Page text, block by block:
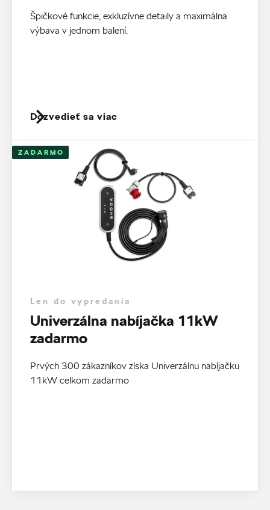
Špičkové funkcie, exkluzívne detaily a maximálna
výbava v jednom balení.
Dozvedieť sa viac
ZADARMO
Len do vypredania
Univerzálna nabíjačka 11kW
zadarmo
Prvých 300 zákazníkov získa Univerzálnu nabíjačku
11kW celkom zadarmo